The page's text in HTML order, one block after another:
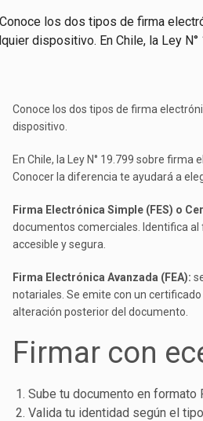
Conoce los dos tipos de firma
dispositivo. En Chile, la Ley
Conoce los dos tipos de firma
dispositivo.
En Chile, la Ley N° 19.799 sobre
Conocer la diferencia te ayudará a
Firma Electrónica Simple (FES) o
documentos comerciales. Identifica
accesible y segura.
Firma Electrónica Avanzada (FEA):
notariales. Se emite con un
alteración posterior del documento.
Firmar con
Sube tu documento en formato
Valida tu identidad según el